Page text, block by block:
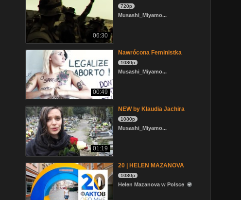
06:30
720p
Musashi_Miyamo...
00:49
Nawrócona Feministka
1080p
Musashi_Miyamo...
01:19
NEW by Klaudia Jachira
1080p
Musashi_Miyamo...
20 | HELEN MAZANOVA
1080p
Helen Mazanova w Polsce